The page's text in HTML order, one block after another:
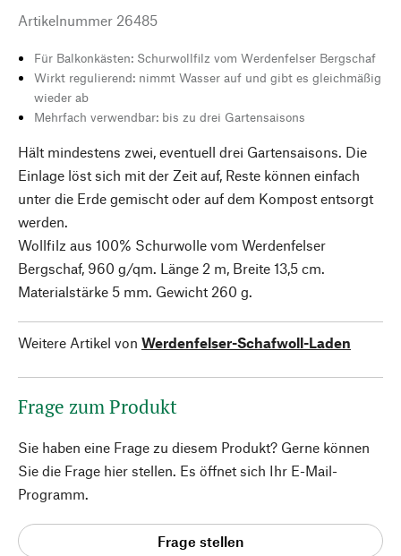
Artikelnummer 26485
Für Balkonkästen: Schurwollfilz vom Werdenfelser Bergschaf
Wirkt regulierend: nimmt Wasser auf und gibt es gleichmäßig
wieder ab
Mehrfach verwendbar: bis zu drei Gartensaisons
Hält mindestens zwei, eventuell drei Gartensaisons. Die
Einlage löst sich mit der Zeit auf, Reste können einfach
unter die Erde gemischt oder auf dem Kompost entsorgt
werden.
Wollfilz aus 100% Schurwolle vom Werdenfelser
Bergschaf, 960 g/qm. Länge 2 m, Breite 13,5 cm.
Materialstärke 5 mm. Gewicht 260 g.
Weitere Artikel von Werdenfelser-Schafwoll-Laden
Frage zum Produkt
Sie haben eine Frage zu diesem Produkt? Gerne können
Sie die Frage hier stellen. Es öffnet sich Ihr E-Mail-
Programm.
Frage stellen